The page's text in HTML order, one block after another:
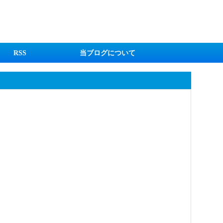
RSS 当ブログについて